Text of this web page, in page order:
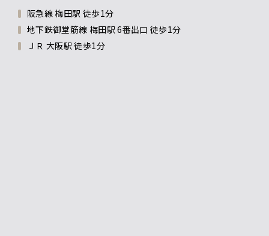
阪急線 梅田駅 徒歩1分
地下鉄御堂筋線 梅田駅 6番出口 徒歩1分
ＪＲ 大阪駅 徒歩1分